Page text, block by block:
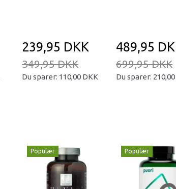
239,95 DKK
349,95 DKK
Du sparer: 110,00 DKK
489,95
699,95 DKK
Du sparer:
Populær Populær